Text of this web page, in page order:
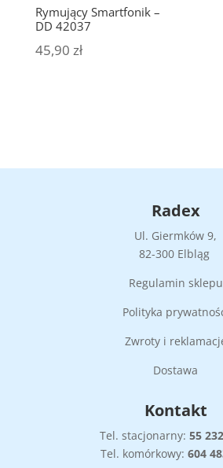
Rymujący Smartfonik –
DD 42037
45,90 zł
Radex
Ul. Giermków 9,
82-300 Elbląg
Regulamin sklepu
Polityka
Zwroty i
Dostawa
Kontakt
Tel. stacjonarny: 55
Tel. komórkowy:604